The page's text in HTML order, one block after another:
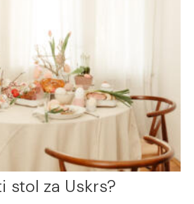
stol za Uskrs?